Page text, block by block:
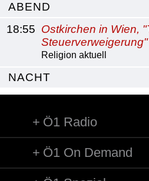
ABEND
18:55 Ostkirchen in Wien,
Steuerverweigerung"
Religion aktuell
NACHT
Ö1 Radio
Ö1 On Demand